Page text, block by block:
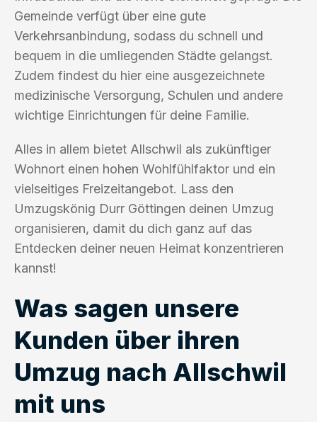
Gemeinde verfügt über eine gute
Verkehrsanbindung, sodass du schnell und
bequem in die umliegenden Städte gelangst.
Zudem findest du hier eine ausgezeichnete
medizinische Versorgung, Schulen und andere
wichtige Einrichtungen für deine Familie.
Alles in allem bietet Allschwil als zukünftiger
Wohnort einen hohen Wohlfühlfaktor und ein
vielseitiges Freizeitangebot. Lass den
Umzugskönig Durr Göttingen deinen Umzug
organisieren, damit du dich ganz auf das
Entdecken deiner neuen Heimat konzentrieren
kannst!
Was sagen unsere
Kunden über ihren
Umzug nach Allschwil
mit uns